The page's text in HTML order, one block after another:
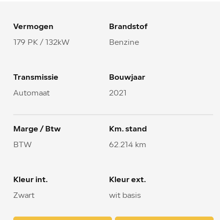
Vermogen
179 PK / 132kW
Brandstof
Benzine
Transmissie
Automaat
Bouwjaar
2021
Marge / Btw
BTW
Km. stand
62.214 km
Kleur int.
Zwart
Kleur ext.
wit basis